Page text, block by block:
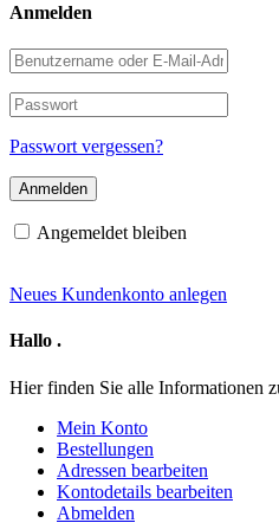
Anmelden
Benutzername
oder
E-
Mail-
Adresse
Passwort
Passwort vergessen?
Angemeldet bleiben
Neues Kundenkonto anlegen
Hallo .
Hier finden Sie alle Informationen
Mein Konto
Bestellungen
Adressen bearbeiten
Kontodetails bearbeiten
Abmelden